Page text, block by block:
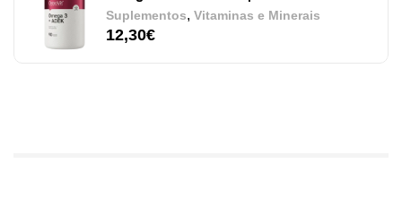
Desporto,Suplementos
7,50€